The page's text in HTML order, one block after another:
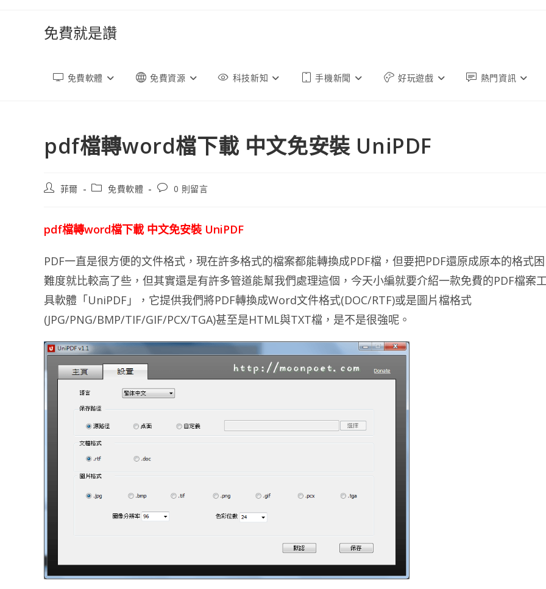
免費就是讚
免費軟體 免費資源 科技新知 手機新聞 好玩遊戲 熱門資訊
pdf檔轉word檔下載 中文免安裝 UniPDF
文
菲爾
文
免費軟體
文
論：
0 則留言
pdf檔轉word檔下載 中文免安裝 UniPDF
PDF一直是很方便的文件格式，現在許多格式的檔案都能轉換成PDF檔，但要把PDF還原成原本的格式困
難度就比較高了些，但其實還是有許多管道能幫我們處理這個，今天小編就要介紹一款免費的PDF檔案
具軟體「UniPDF」，它提供我們將PDF轉換成Word文件格式(DOC/RTF)或是圖片檔格式
(JPG/PNG/BMP/TIF/GIF/PCX/TGA)甚至是HTML與TXT檔，是不是很強呢。